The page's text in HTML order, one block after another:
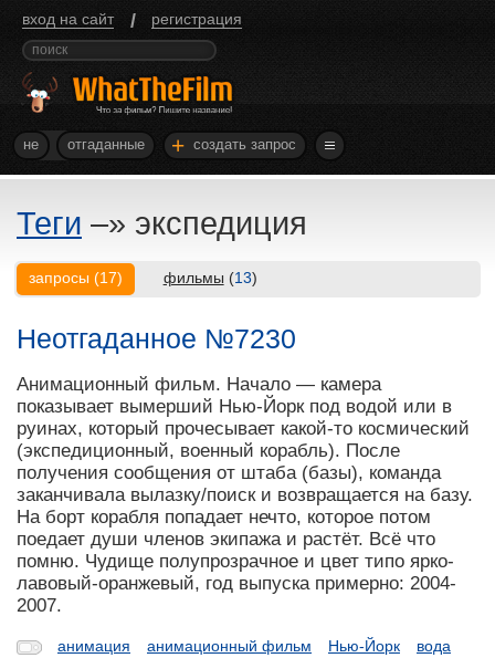
вход на сайт / регистрация
не отгаданные + создать запрос
Теги –» экспедиция
запросы (17) фильмы (13)
Неотгаданное №7230
Анимационный фильм. Начало — камера
показывает вымерший Нью-Йорк под водой или в
руинах, который прочесывает какой-то космический
(экспедиционный, военный корабль). После
получения сообщения от штаба (базы), команда
заканчивала вылазку/поиск и возвращается на базу.
На борт корабля попадает нечто, которое потом
поедает души членов экипажа и растёт. Всё что
помню. Чудище полупрозрачное и цвет типо ярко-
лавовый-оранжевый, год выпуска примерно: 2004-
2007.
анимация анимационный фильм Нью-Йорк
вода